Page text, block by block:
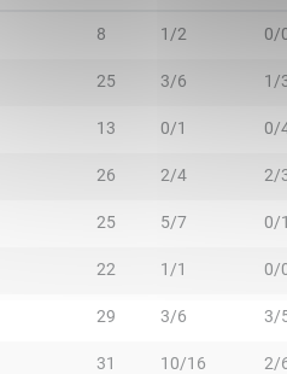
8 1/2 0/
25 3/6 1/
13 0/1 0/
26 2/4 2/
25 5/7 0/1
22 1/1 0/
29 3/6 3/
31 10/16 2/